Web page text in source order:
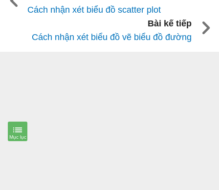
Cách nhận xét biểu đồ scatter plot
Bài kế tiếp
Cách nhận xét biểu đồ vẽ biểu đồ đường